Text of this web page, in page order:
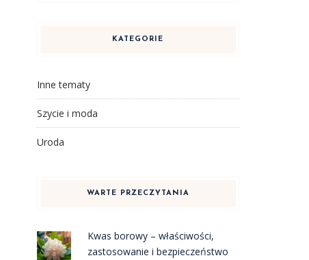
KATEGORIE
Inne tematy
Szycie i moda
Uroda
WARTE PRZECZYTANIA
Kwas borowy – właściwości,
zastosowanie i bezpieczeństwo